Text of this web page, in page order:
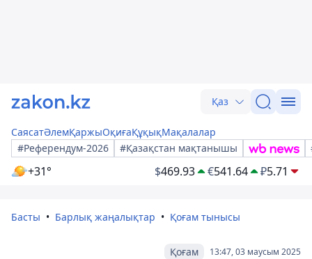
Қаз
СаясатӘлемҚаржыОқиғаҚұқықМақалалар
#Референдум-2026
#Қазақстан мақтанышы
+31° $469.93 €541.64 ₽5.71
Басты Барлық жаңалықтар Қоғам тынысы
13:47, 03 маусым 2025
Қоғам